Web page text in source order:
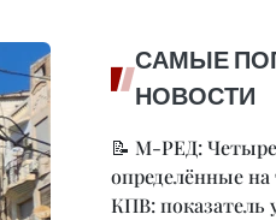
САМЫЕ
НОВОСТИ
📝 М-РЕД: Четыре
определённые
КПВ: показатель